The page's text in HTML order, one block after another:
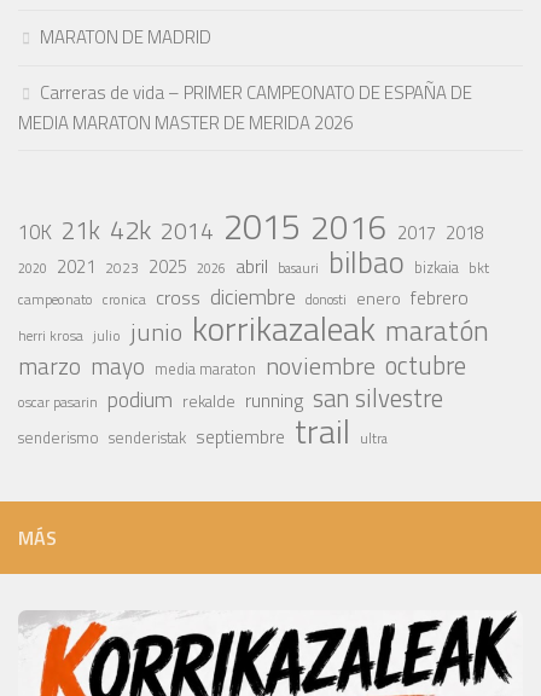
MARATON DE MADRID
Carreras de vida – PRIMER CAMPEONATO DE ESPAÑA DE
MEDIA MARATON MASTER DE MERIDA 2026
10K 21k 42k 2014 2015 2016 2017 2018
2020 2021 2023 2025 2026 abril basauri bilbao bizkaia bkt
campeonato cronica cross diciembre donosti enero febrero
herri krosa julio junio korrikazaleak maratón
marzo mayo media maraton noviembre octubre
oscar pasarin podium rekalde running san silvestre
senderismo senderistak septiembre trail ultra
MÁS